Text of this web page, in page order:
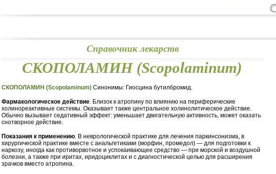
Справочник лекарств
СКОПОЛАМИН (Scopolaminum)
СКОПОЛАМИН (Scopolaminum) Синонимы: Гиосцина бутилбромид.
Фармакологическое действие. Близок к атропину по влиянию на периферические
холинореактивные системы. Оказывает также центральное холинолитическое действие.
Обычно вызывает седативный эффект: уменьшает двигательную активность, может оказать
снотворное действие.
Показания к применению. В неврологической практике для лечения паркинсонизма, в
хирургической практике вместе с анальгетиками (морфин, промедол) — для подготовки к
наркозу, иногда как противорвотное и успокаивающее средство — при морской и воздушной
болезни, а также при иритах, иридоциклитах и с диагностической целью для расширения
зрачков вместо атропина.